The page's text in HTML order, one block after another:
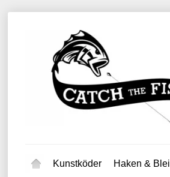
Kunstköder Haken & Blei